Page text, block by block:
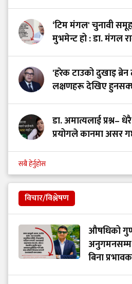
‘टिम मंगल' चुनावी
मुभमेन्ट हो : डा. मंगल
'हरेक टाउको दुखाइ ब्रेन
लक्षणहरू देखिए
डा. अमात्यलाई प्रश्न–
प्रयोगले कानमा असर
सबै हेर्नुहोस
विचार/विश्लेषण
औषधिको
अनुगमनसम्म
बिना